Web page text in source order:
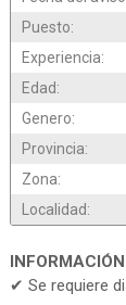
Puesto:
Experiencia:
Edad:
Genero:
Provincia:
Zona:
Localidad:
✔ Se requiere